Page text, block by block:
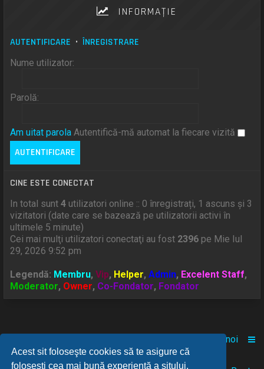
Acest sit foloseşte cookies să te asigure că
foloseşti cea mai bună experienţă a sitului.
INFORMAŢIE
AUTENTIFICARE •ÎNREGISTRARE
Nume utilizator:
Parolă:
Am uitat parola Autentifică-mă automat la fiecare vizită
CINE ESTE CONECTAT
In total sunt4 utilizatori online :: 0 înregistrați, 1 ascuns și 3
vizitatori (date care se bazează pe utilizatorii activi în
ultimele 5 minute)
Cei mai mulţi utilizatori conectaţi au fost 2396 pe Mie Iul
29, 2026 9:52 pm
Legendă: Membru,Vip, Helper,Admin, Excelent Staff,
Moderator, Owner, Co-Fondator, Fondator
Despre noi